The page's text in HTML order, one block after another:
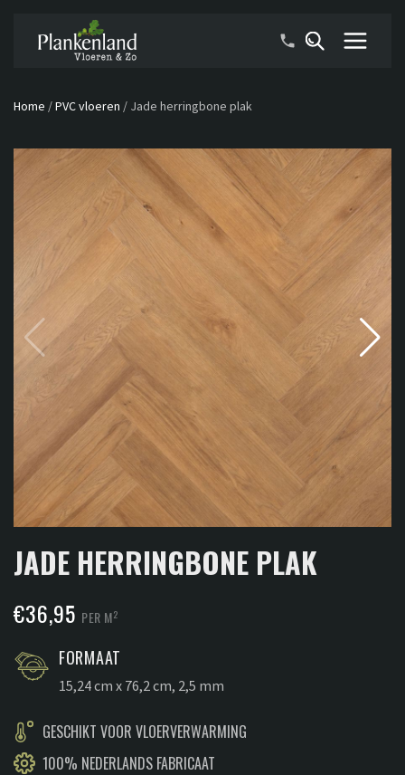
Home /PVC vloeren / Jade herringbone plak
JADE HERRINGBONE PLAK
€36,95 PER M2
FORMAAT
15,24 cm x 76,2 cm, 2,5 mm
GESCHIKT VOOR VLOERVERWARMING
100% NEDERLANDS FABRICAAT